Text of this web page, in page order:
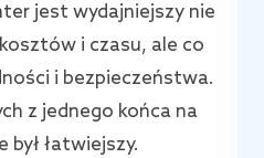
jest wydajniejszy nie
i czasu, ale co
i bezpieczeństwa.
z jednego końca na
był łatwiejszy.